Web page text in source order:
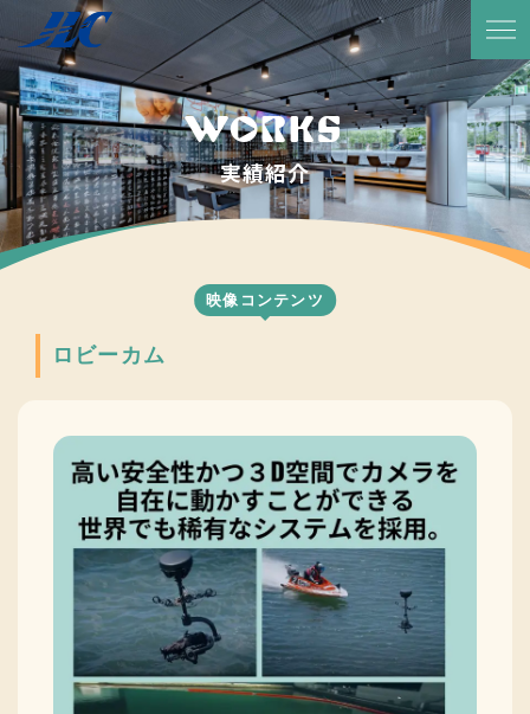
TOP
サービス紹介
実績一覧
CSR活動
採用情報
ニュースリリース
Q&A
放送予定・番組表
WORKS
実績紹介
映像コンテンツ
ロビーカム